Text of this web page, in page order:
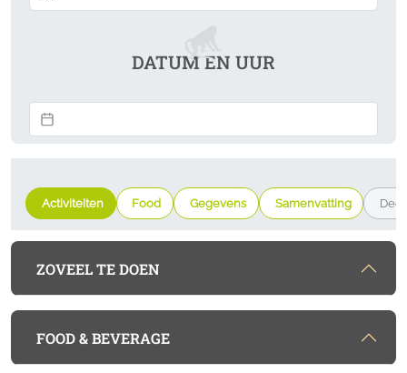
DATUM EN UUR
Activiteiten Food Gegevens Samenvatting
ZOVEEL TE DOEN
FOOD & BEVERAGE